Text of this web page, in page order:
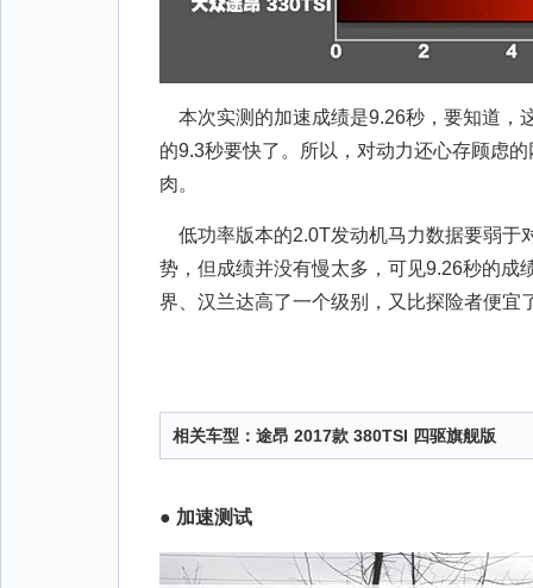
本次实测的加速成绩是9.26秒，要知道，
的9.3秒要快了。所以，对动力还心存顾虑
肉。
低功率版本的2.0T发动机马力数据要弱于
势，但成绩并没有慢太多，可见9.26秒的成
界、汉兰达高了一个级别，又比探险者便宜
相关车型： 途昂 2017款 380TSI 四驱旗舰版
● 加速测试